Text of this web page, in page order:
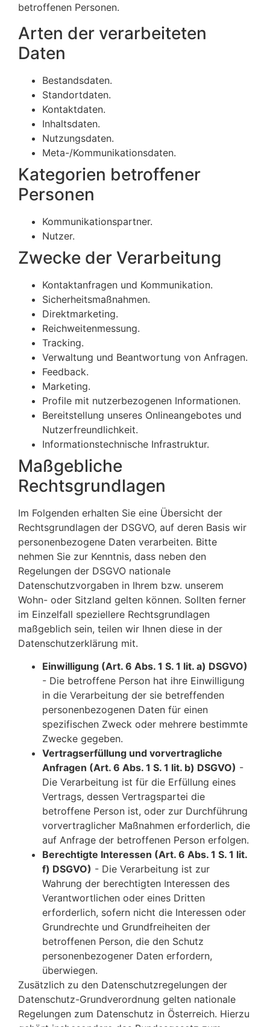
betroffenen Personen.
Arten der verarbeiteten
Daten
Bestandsdaten.
Standortdaten.
Kontaktdaten.
Inhaltsdaten.
Nutzungsdaten.
Meta-/Kommunikationsdaten.
Kategorien betroffener
Personen
Kommunikationspartner.
Nutzer.
Zwecke der Verarbeitung
Kontaktanfragen und Kommunikation.
Sicherheitsmaßnahmen.
Direktmarketing.
Reichweitenmessung.
Tracking.
Verwaltung und Beantwortung von Anfragen.
Feedback.
Marketing.
Profile mit nutzerbezogenen Informationen.
Bereitstellung unseres Onlineangebotes und
Nutzerfreundlichkeit.
Informationstechnische Infrastruktur.
Maßgebliche
Rechtsgrundlagen
Im Folgenden erhalten Sie eine Übersicht der
Rechtsgrundlagen der DSGVO, auf deren Basis wir
personenbezogene Daten verarbeiten. Bitte
nehmen Sie zur Kenntnis, dass neben den
Regelungen der DSGVO nationale
Datenschutzvorgaben in Ihrem bzw. unserem
Wohn- oder Sitzland gelten können. Sollten ferner
im Einzelfall speziellere Rechtsgrundlagen
maßgeblich sein, teilen wir Ihnen diese in der
Datenschutzerklärung mit.
Einwilligung (Art. 6 Abs. 1 S. 1 lit. a) DSGVO)
- Die betroffene Person hat ihre Einwilligung
in die Verarbeitung der sie betreffenden
personenbezogenen Daten für einen
spezifischen Zweck oder mehrere bestimmte
Zwecke gegeben.
Vertragserfüllung und vorvertragliche
Anfragen (Art. 6 Abs. 1 S. 1 lit. b) DSGVO) -
Die Verarbeitung ist für die Erfüllung eines
Vertrags, dessen Vertragspartei die
betroffene Person ist, oder zur Durchführung
vorvertraglicher Maßnahmen erforderlich, die
auf Anfrage der betroffenen Person erfolgen.
Berechtigte Interessen (Art. 6 Abs. 1 S. 1 lit.
f) DSGVO) - Die Verarbeitung ist zur
Wahrung der berechtigten Interessen des
Verantwortlichen oder eines Dritten
erforderlich, sofern nicht die Interessen oder
Grundrechte und Grundfreiheiten der
betroffenen Person, die den Schutz
personenbezogener Daten erfordern,
überwiegen.
Zusätzlich zu den Datenschutzregelungen der
Datenschutz-Grundverordnung gelten nationale
Regelungen zum Datenschutz in Österreich. Hierzu